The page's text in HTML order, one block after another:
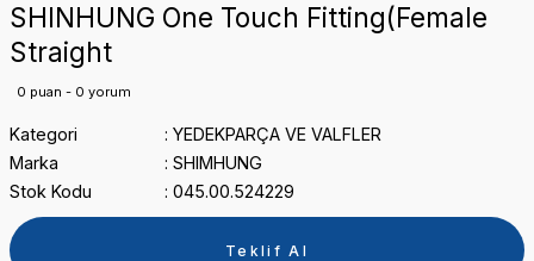
SHINHUNG One Touch Fitting(Female
Straight
0 puan - 0 yorum
Kategori
YEDEKPARÇA VE VALFLER
Marka
SHIMHUNG
Stok Kodu
045.00.524229
Teklif Al